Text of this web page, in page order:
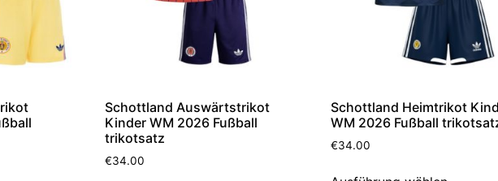
Schottland Auswärtstrikot
Kinder WM 2026 Fußball
trikotsatz
€34.00
Schottland Heimtrikot
WM 2026 Fußball
€34.00